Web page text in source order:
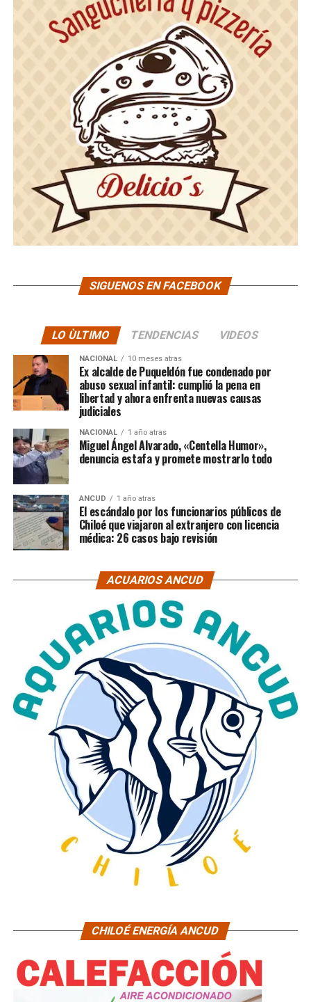
SIGUENOS EN FACEBOOK
LO ÙLTIMO TENDENCIAS VIDEOS
NACIONAL 10 meses atras
Ex alcalde de Puqueldón fue condenado por
abuso sexual infantil: cumplió la pena en
libertad y ahora enfrenta nuevas causas
judiciales
NACIONAL 1 año atras
Miguel Ángel Alvarado, «Centella Humor»,
denuncia estafa y promete mostrarlo todo
ANCUD 1 año atras
El escándalo por los funcionarios públicos de
Chiloé que viajaron al extranjero con licencia
médica: 26 casos bajo revisión
ACUARIOS ANCUD
CHILOÉ ENERGÍA ANCUD